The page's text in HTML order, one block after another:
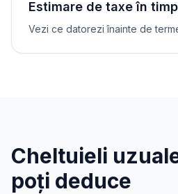
Estimare de taxe în
Vezi ce datorezi înainte de
Cheltuieli
poți deduce